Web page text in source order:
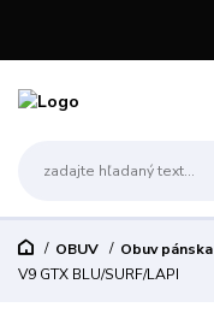
OBUV Obuv pánska
V9 GTX BLU/SURF/LAPI